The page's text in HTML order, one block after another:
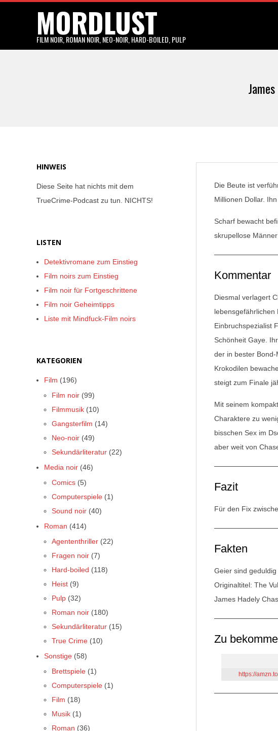
MORDLUST
FILM NOIR, ROMAN NOIR, NEO-NOIR, HARD-BOILED, PULP
Die Beute ist
Millionen Dollar.
Scharf bewacht
skrupellose
Kommentar
Diesmal verlagert
lebensgefährlichen
Einbruchspezialist
Schönheit Gaye.
der in bester
Krokodilen
steigt zum Finale
Mit seinem
Charaktere zu
bisschen Sex im
aber weit von
Fazit
Für den Fix
Fakten
Geier sind geduldig
Originaltitel: The
James Hadely
Zu
https://
HINWEIS
Diese Seite hat nichts mit dem
TrueCrime-Podcast zu tun. NICHTS!
LISTEN
Detektivromane zum Einstieg
Film noirs zum Einstieg
Film noir für Fortgeschrittene
Film noir Geheimtipps
Liste mit Mindfuck-Film noirs
KATEGORIEN
Film (196)
Film noir (99)
Filmmusik (10)
Gangsterfilm (14)
Neo-noir (49)
Sekundärliteratur (22)
Media noir (46)
Comics (5)
Computerspiele (1)
Sound noir (40)
Roman (414)
Agententhriller (22)
Fragen noir (7)
Hard-boiled (118)
Heist (9)
Pulp (32)
Roman noir (180)
Sekundärliteratur (15)
True Crime (10)
Sonstige (58)
Brettspiele (1)
Computerspiele (1)
Film (18)
Musik (1)
Roman (36)